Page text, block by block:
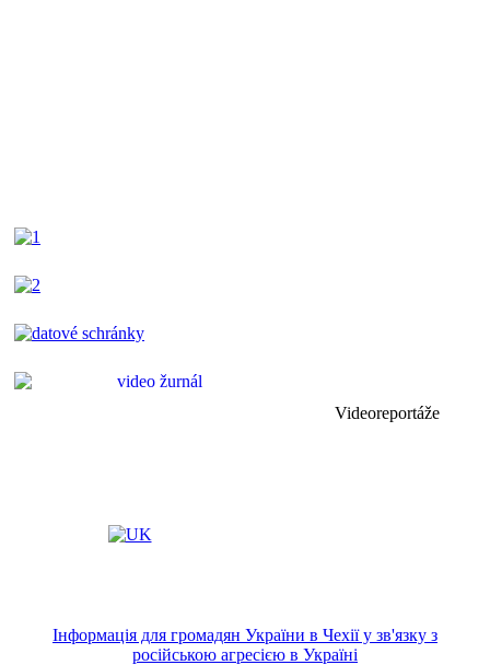
Videoreportáže
Інформація для громадян України в Чехії у зв'язку з
російською агресією в Україні